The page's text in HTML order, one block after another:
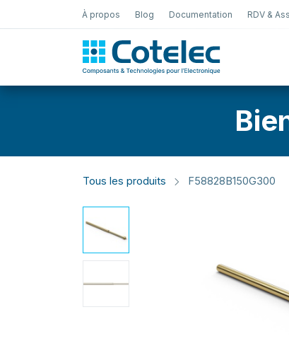
À propos Blog Documentation RDV &
Tous les produits F58828B150G300